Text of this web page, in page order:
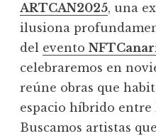
ARTCAN2025, una
ilusiona
del evento
celebraremos en
reúne obras que
espacio híbrido
Buscamos artistas